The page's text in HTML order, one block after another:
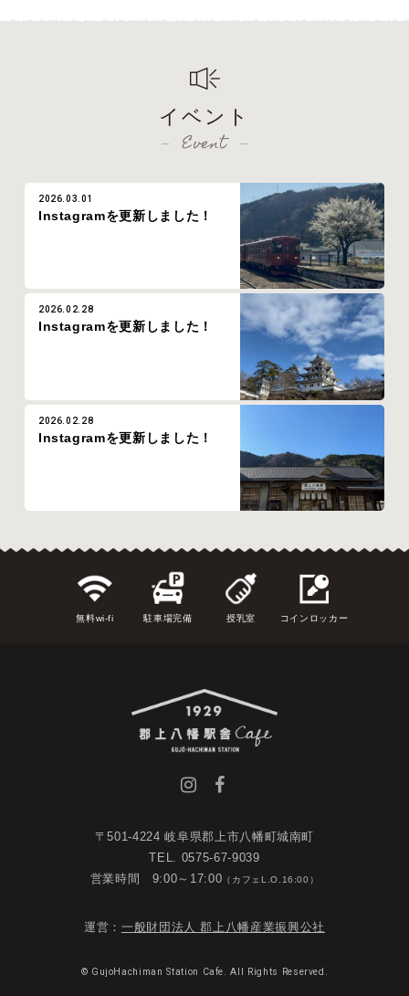
イベント
Event
2026.03.01
Instagramを更新しました！
2026.02.28
Instagramを更新しました！
2026.02.28
Instagramを更新しました！
無料wi-fi 駐車場完備 授乳室 コインロッカー
〒501-4224 岐阜県郡上市八幡町城南町
TEL. 0575-67-9039
営業時間 9:00～17:00 （カフェL.O.16:00）
運営： 一般財団法人 郡上八幡産業振興公社
© GujoHachiman Station Cafe. All Rights Reserved.